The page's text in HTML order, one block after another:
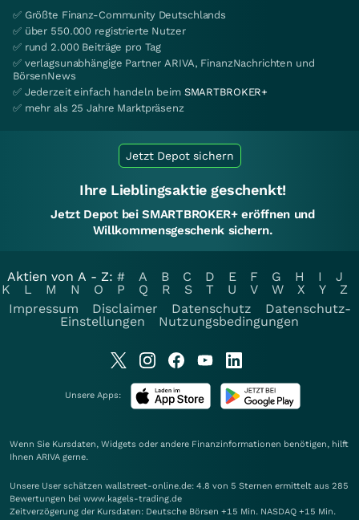
✅ Größte Finanz-Community Deutschlands
✅ über 550.000 registrierte Nutzer
✅ rund 2.000 Beiträge pro Tag
✅ verlagsunabhängige Partner ARIVA, FinanzNachrichten und
BörsenNews
✅ Jederzeit einfach handeln beim SMARTBROKER+
✅ mehr als 25 Jahre Marktpräsenz
Jetzt Depot sichern
Ihre Lieblingsaktie geschenkt!
Jetzt Depot bei SMARTBROKER+ eröffnen und
Willkommensgeschenk sichern.
Aktien von A - Z: # A B C D E F G H I
J
K
L M N O P Q R S T U V W X Y
Z
Impressum
Disclaimer Datenschutz
Datenschutz-
Einstellungen
Nutzungsbedingungen
Unsere Apps:
Wenn Sie Kursdaten, Widgets oder andere Finanzinformationen benötigen, hilft
Ihnen ARIVA gerne.
Unsere User schätzen wallstreet-online.de: 4.8 von 5 Sternen ermittelt aus 285
Bewertungen bei www.kagels-trading.de
Zeitverzögerung der Kursdaten: Deutsche Börsen +15 Min. NASDAQ +15 Min.